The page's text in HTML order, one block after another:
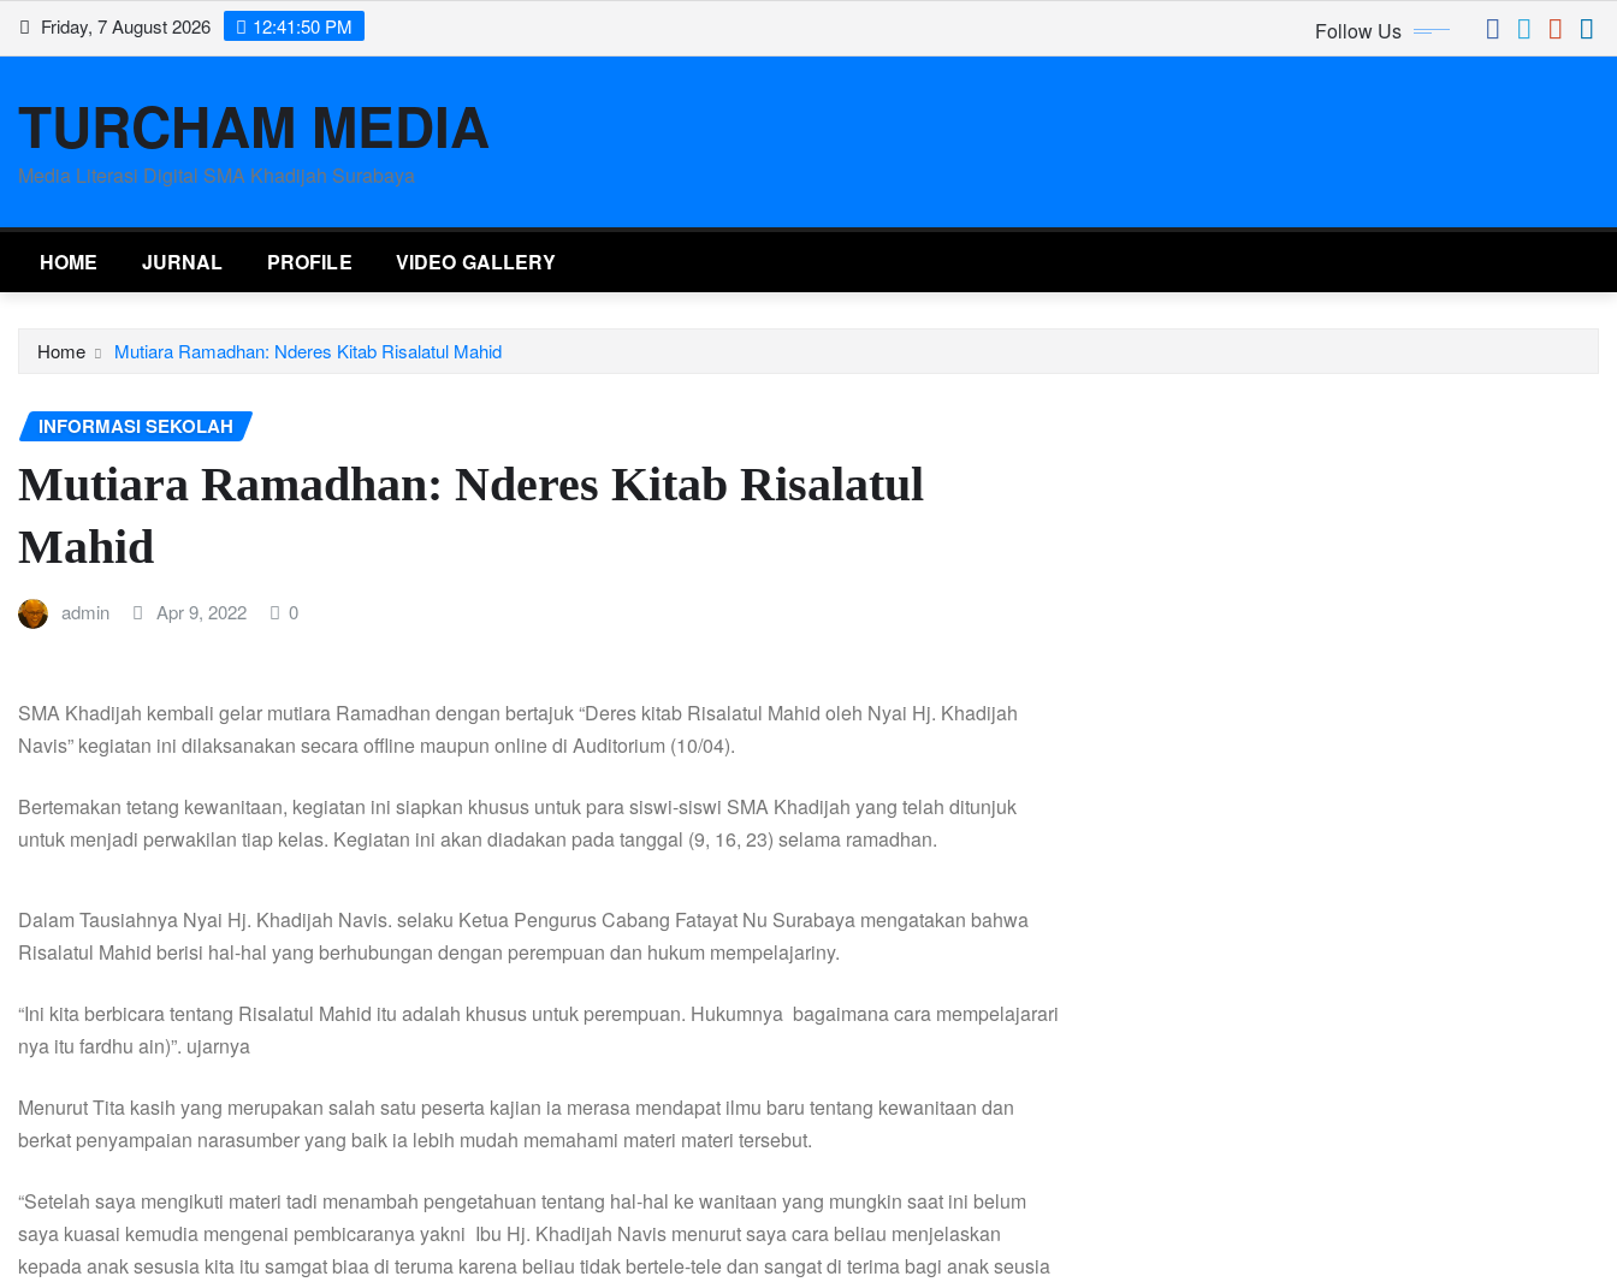
Skip Friday, 7 August 2026 12:41:50 PM Follow Us
TURCHAM MEDIA
Media Literasi Digital SMA Khadijah Surabaya
HOME JURNAL PROFILE VIDEO GALLERY
Home Mutiara Ramadhan: Nderes Kitab Risalatul Mahid
INFORMASI SEKOLAH
Mutiara Ramadhan: Nderes Kitab Risalatul
Mahid
admin Apr 9, 2022 0
SMA Khadijah kembali gelar mutiara Ramadhan dengan bertajuk “Deres kitab Risalatul Mahid oleh Nyai Hj. Khadijah
Navis” kegiatan ini dilaksanakan secara offline maupun online di Auditorium (10/04).
Bertemakan tetang kewanitaan, kegiatan ini siapkan khusus untuk para siswi-siswi SMA Khadijah yang telah ditunjuk
untuk menjadi perwakilan tiap kelas. Kegiatan ini akan diadakan pada tanggal (9, 16, 23) selama ramadhan.
Dalam Tausiahnya Nyai Hj. Khadijah Navis. selaku Ketua Pengurus Cabang Fatayat Nu Surabaya mengatakan bahwa
Risalatul Mahid berisi hal-hal yang berhubungan dengan perempuan dan hukum mempelajariny.
“Ini kita berbicara tentang Risalatul Mahid itu adalah khusus untuk perempuan. Hukumnya bagaimana cara mempelajarari
nya itu fardhu ain)”. ujarnya
Menurut Tita kasih yang merupakan salah satu peserta kajian ia merasa mendapat ilmu baru tentang kewanitaan dan
berkat penyampaian narasumber yang baik ia lebih mudah memahami materi materi tersebut.
“Setelah saya mengikuti materi tadi menambah pengetahuan tentang hal-hal ke wanitaan yang mungkin saat ini belum
saya kuasai kemudia mengenai pembicaranya yakni Ibu Hj. Khadijah Navis menurut saya cara beliau menjelaskan
kepada anak sesusia kita itu samgat biaa di teruma karena beliau tidak bertele-tele dan sangat di terima bagi anak seusia